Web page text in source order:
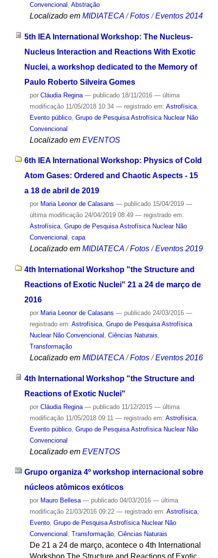
Convencional
Abstração
Localizado em MIDIATECA /Fotos /Eventos 2014
5th IEA International Workshop: The Nucleus-
Nucleus Interaction and Reactions With Exotic
Nuclei, a workshop dedicated to the Memory of
Paulo Roberto Silveira Gomes
por Cláudia Regina — publicado18/11/2016 — última
modificação11/05/2018 10:34 — registrado em: Astrofísica,
Evento público, Grupo de Pesquisa Astrofísica Nuclear Não
Convencional
Localizado em EVENTOS
6th IEA International Workshop: Physics of Cold
Atom Gases: Ordered and Chaotic Aspects - 15
a 18 de abril de 2019
por Maria Leonor de Calasans — publicado15/04/2019 —
última modificação24/04/2019 08:49 — registrado em:
Astrofísica, Grupo de Pesquisa Astrofísica Nuclear Não
Convencional , capa
Localizado em MIDIATECA /Fotos /Eventos 2019
4th International Workshop "the Structure and
Reactions of Exotic Nuclei" 21 a 24 de março de
2016
por Maria Leonor de Calasans — publicado24/03/2016 —
registrado em: Astrofísica, Grupo de Pesquisa Astrofísica
Nuclear Não Convencional , Ciências Naturais,
Transformação
Localizado em MIDIATECA /Fotos /Eventos 2016
4th International Workshop "the Structure and
Reactions of Exotic Nuclei"
por Cláudia Regina — publicado11/12/2015 — última
modificação11/05/2018 09:11 — registrado em: Astrofísica,
Evento público, Grupo de Pesquisa Astrofísica Nuclear Não
Convencional
Localizado em EVENTOS
Grupo organiza 4º workshop internacional sobre
núcleos atômicos exóticos
por Mauro Bellesa — publicado04/03/2016 — última
modificação21/03/2016 09:22 — registrado em: Astrofísica,
Evento, Grupo de Pesquisa Astrofísica Nuclear Não
Convencional , Transformação, Ciências Naturais
De 21 a 24 de março, acontece o 4th International